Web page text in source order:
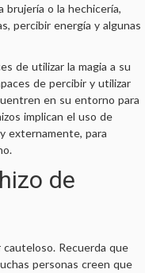
brujería o la hechicería,
percibir energía y algunas
de utilizar la magia a su
de percibir y utilizar
en su entorno para
implican el uso de
externamente, para
de
Recuerda que
personas creen que